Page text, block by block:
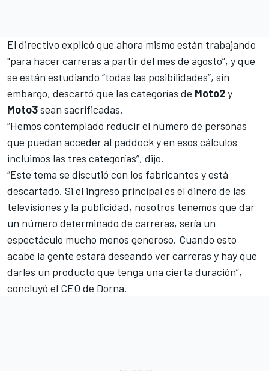
El directivo explicó que ahora mismo están trabajando
"para hacer carreras a partir del mes de agosto”, y que
se están estudiando “todas las posibilidades”, sin
embargo, descartó que las categorías de Moto2y
Moto3sean sacrificadas.
“Hemos contemplado reducir el número de personas
que puedan acceder al paddock y en esos cálculos
incluimos las tres categorías”, dijo.
“Este tema se discutió con los fabricantes y está
descartado. Si el ingreso principal es el dinero de las
televisiones y la publicidad, nosotros tenemos que dar
un número determinado de carreras, sería un
espectáculo mucho menos generoso. Cuando esto
acabe la gente estará deseando ver carreras y hay que
darles un producto que tenga una cierta duración”,
concluyó el CEO de Dorna.